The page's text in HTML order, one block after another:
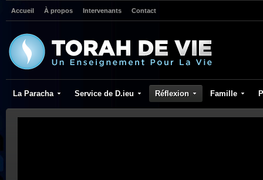
Accueil À propos Intervenants Contact
La Paracha Service de D.ieu Réflexion Famille